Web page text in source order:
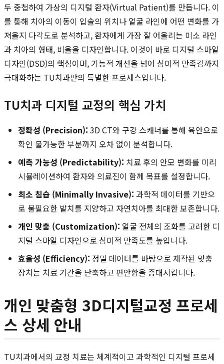
두 중첩하여 가상의 디지털 환자(Virtual Patient)를 만듭니다. 이
를 통해 치아의 이동이 입술의 위치나 얼굴 라인에 어떤 변화를 가
져올지 다각도로 분석하고, 환자에게 가장 잘 어울리는 미소 라인
과 치아의 형태, 비율을 디자인합니다. 이것이 바로 디지털 스마일
디자인(DSD)의 핵심이며, 기능적 개선을 넘어 심미적 만족감까지
극대화하는 TU치과만의 특별한 프로세스입니다.
TU치과 디지털 교정의 핵심 가치
정확성 (Precision): 3D CT와 구강 스캐너를 통해 육안으로
확인 불가능한 부분까지 오차 없이 분석합니다.
예측 가능성 (Predictability): 치료 후의 안모 변화를 미리
시뮬레이션하여 환자와 의료진이 함께 목표를 설정합니다.
최소 침습 (Minimally Invasive): 과학적 데이터를 기반으
로 불필요한 발치를 지양하고 자연치아를 최대한 보존합니다.
개인 맞춤 (Customization): 얼굴 전체의 조화를 고려한 디
지털 스마일 디자인으로 심미적 만족도를 높입니다.
효율성 (Efficiency): 정밀 데이터를 바탕으로 제작된 맞춤
장치는 치료 기간을 단축하고 편안함을 증대시킵니다.
개인 맞춤형 3D디지털교정 프로세
스 상세 안내
TU치과에서의 교정 치료는 체계적이고 과학적인 디지털 프로세